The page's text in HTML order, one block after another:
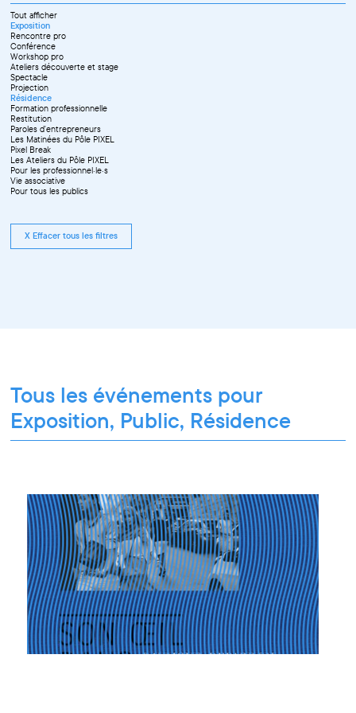
Septembre
Octobre
Novembre
Décembre
Juin
Septembre
Octobre
Novembre
Tout afficher
Exposition
Rencontre pro
Conférence
Workshop pro
Ateliers découverte et stage
Spectacle
Projection
Résidence
Formation professionnelle
Restitution
Paroles d'entrepreneurs
Les Matinées du Pôle PIXEL
Pixel Break
Les Ateliers du Pôle PIXEL
Pour les professionnel·le·s
Vie associative
Pour tous les publics
X Effacer tous les filtres
Tous les événements pour
Exposition, Public, Résidence